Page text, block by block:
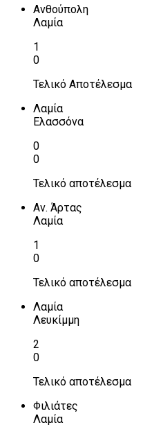
Ανθούπολη
Λαμία
1
0
Τελικό Αποτέλεσμα
Λαμία
Ελασσόνα
0
0
Τελικό αποτέλεσμα
Αν. Άρτας
Λαμία
1
0
Τελικό αποτέλεσμα
Λαμία
Λευκίμμη
2
0
Τελικό αποτέλεσμα
Φιλιάτες
Λαμία